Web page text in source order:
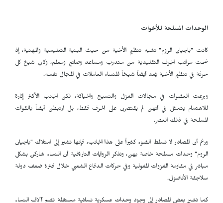
الوحدات المسلحة للأخوات
كانت "باجيان الروم" تشبه تنظيم الأخية من حيث البنية التعليمية والمهنية، إذ
ضمت مراتب الحِرف التقليدية من متدرب ومساعد وصانع ومعلم، وكان شيخ كل
حرفة في تنظيم الأخية يُعد أيضاً شيخاً للنساء العاملات في المجال نفسه.
وبرعت العضوات في مجالات الغزل والنسيج والحياكة، لكن الجانب الأكثر إثارة
للاهتمام يتمثل في أنهن لم يقتصرن على الحرف فقط، بل ارتبطن أيضاً بالقوات
المسلحة في ذلك العصر.
ورغم أن المصادر لا تسلط الضوء كثيراً على هذا الجانب، فإنها تشير إلى امتلاك "باجيان
الروم" وحدات مسلحة خاصة بهن، وتذكر الروايات التاريخية أن النساء شاركن بشكل
مباشر في مقاومة الغزوات المغولية وفي حركات الدفاع الشعبي خلال فترة ضعف دولة
سلاجقة الأناضول.
كما تشير بعض المصادر إلى وجود وحدات عسكرية نسائية مستقلة تضم آلاف النساء